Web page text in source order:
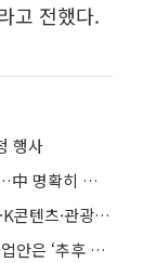
고 전했다.
행사
李대통령 "한한령, 질서 있게 잘 해결될 것…中 명확히 의사표현"
한중정상회담, ‘한한령 완화’ 신호탄 되나⋯K콘텐츠·관광 기대감↑
싸이월드, 10월 부활 예고…그러나 핵심 사업안은 ‘추후 공개’